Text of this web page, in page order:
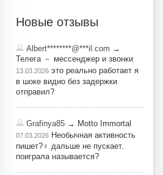
Новые отзывы
Albert********@***il.com →
Телега － мессенджер и звонки
13.03.2026 это реально работает я
в шоке видио без задержки
отправил?
Grafinya85 → Motto Immortal
07.03.2026 Необычная активность
пишет?‍♀️ дальше не пускает.
поиграла называется?